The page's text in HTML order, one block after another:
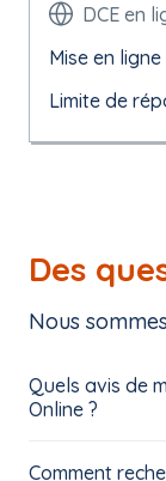
DCE en
Mise en
Limite de
Des
Nous
Quels avis de
Online ?
Comment